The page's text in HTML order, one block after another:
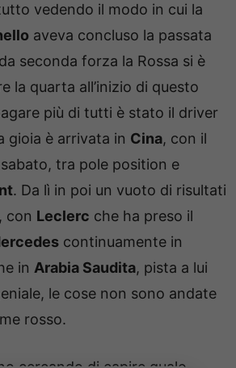
vedendo il modo in cui la
aveva concluso la passata
seconda forza la Rossa si è
la quarta all’inizio di questo
più di tutti è stato il driver
gioia è arrivata in Cina, con il
tra pole position e
. Da lì in poi un vuoto di risultati
con Leclerc che ha preso il
continuamente in
in Arabia Saudita, pista a lui
le cose non sono andate
rosso.